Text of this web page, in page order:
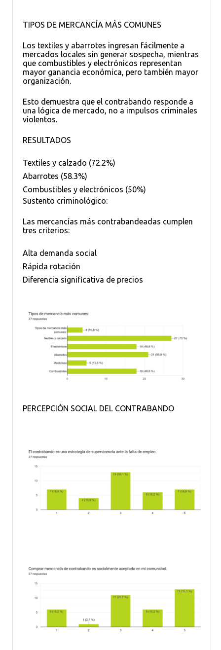
TIPOS DE MERCANCÍA MÁS COMUNES
Los textiles y abarrotes ingresan fácilmente a
mercados locales sin generar sospecha, mientras
que combustibles y electrónicos representan
mayor ganancia económica, pero también mayor
organización.
Esto demuestra que el contrabando responde a
una lógica de mercado, no a impulsos criminales
violentos.
RESULTADOS
Textiles y calzado (72.2%)
Abarrotes (58.3%)
Combustibles y electrónicos (50%)
Sustento criminológico:
Las mercancías más contrabandeadas cumplen
tres criterios:
Alta demanda social
Rápida rotación
Diferencia significativa de precios
PERCEPCIÓN SOCIAL DEL CONTRABANDO